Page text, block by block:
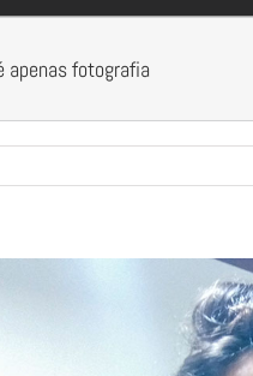
apenas fotografia